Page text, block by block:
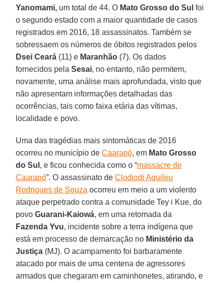
Yanomami, um total de 44. O Mato Grosso do Sul foi
o segundo estado com a maior quantidade de casos
registrados em 2016, 18 assassinatos. Também se
sobressaem os números de óbitos registrados pelos
Dsei Ceará (11) e Maranhão (7). Os dados
fornecidos pelaSesai, no entanto, não permitem,
novamente, uma análise mais aprofundada, visto que
não apresentam informações detalhadas das
ocorrências, tais como faixa etária das vítimas,
localidade e povo.
Uma das tragédias mais sintomáticas de 2016
ocorreu no município deCaarapó, em Mato Grosso
do Sul , e ficou conhecida como o “massacre de
Caarapó”. O assassinato deClodiodi Aquileu
Rodrigues de Souza ocorreu em meio a um violento
ataque perpetrado contra a comunidade Tey i Kue, do
povoGuarani-Kaiowá, em uma retomada da
Fazenda Yvu, incidente sobre a terra indígena que
está em processo de demarcação no Ministério da
Justiça (MJ). O acampamento foi barbaramente
atacado por mais de uma centena de agressores
armados que chegaram em caminhonetes, atirando, e